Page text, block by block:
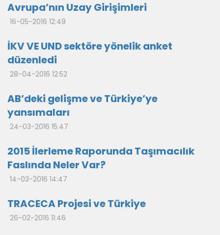
Avrupa’nın Uzay Girişimleri
16-05-2016 12:49
İKV VE UND sektöre yönelik anket
düzenledi
28-04-2016 12:52
AB’deki gelişme ve Türkiye’ye
yansımaları
24-03-2016 15:47
2015 İlerleme Raporunda Taşımacılık
Faslında Neler Var?
14-03-2016 14:47
TRACECA Projesi ve Türkiye
26-02-2016 11:46